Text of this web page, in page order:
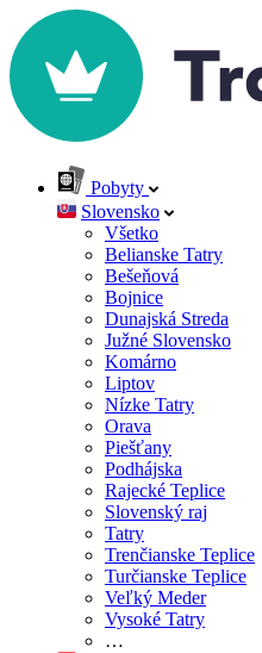
Pobyty
Slovensko
Všetko
Belianske Tatry
Bešeňová
Bojnice
Dunajská Streda
Južné Slovensko
Komárno
Liptov
Nízke Tatry
Orava
Piešťany
Podhájska
Rajecké Teplice
Slovenský raj
Tatry
Trenčianske Teplice
Turčianske Teplice
Veľký Meder
Vysoké Tatry
…